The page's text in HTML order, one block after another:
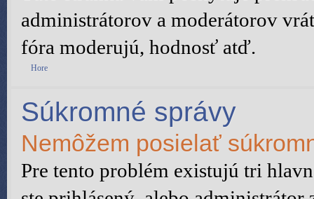
administrátorov a moderátorov
fóra moderujú, hodnosť atď.
Hore
Súkromné správy
Nemôžem posielať
Pre tento problém existujú tri